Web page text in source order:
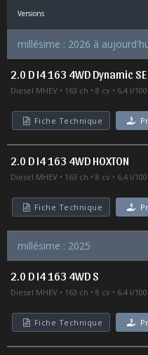
Versions
millésime : 2026 à
2.0 D I4 163 4WD Dynamic SE
Diesel MHEV 163 ch 8 cv 6,4 l/
Fiche Technique
2.0 D I4 163 4WD HOXTON
Diesel MHEV 163 ch 8 cv 6,4 l/
Fiche Technique
millésime : 2025
2.0 D I4 163 4WD S
Diesel MHEV 163 ch 8 cv 6,4 l/
Fiche Technique